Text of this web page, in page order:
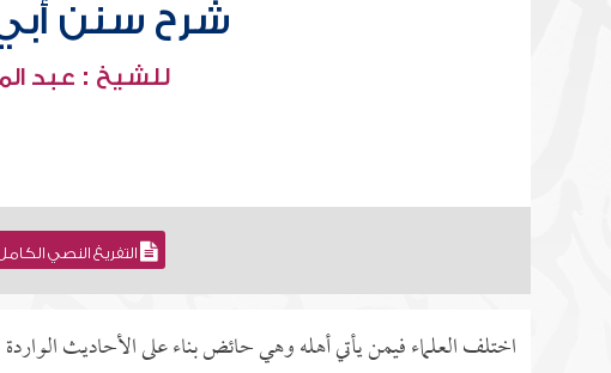
شرح سنن أبي
للشيخ : عبد
التفريغ النصي
اختلف العلماء فيمن يأتي أهله وهي حائض بناء على الأحاديث